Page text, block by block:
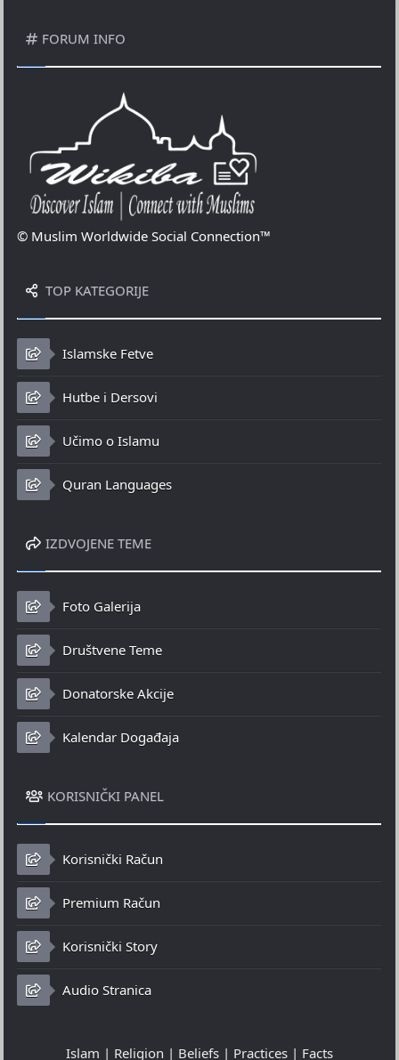
FORUM INFO
© Muslim Worldwide Social Connection™
TOP KATEGORIJE
Islamske Fetve
Hutbe i Dersovi
Učimo o Islamu
Quran Languages
IZDVOJENE TEME
Foto Galerija
Društvene Teme
Donatorske Akcije
Kalendar Događaja
KORISNIČKI PANEL
Korisnički Račun
Premium Račun
Korisnički Story
Audio Stranica
Islam | Religion | Beliefs | Practices | Facts